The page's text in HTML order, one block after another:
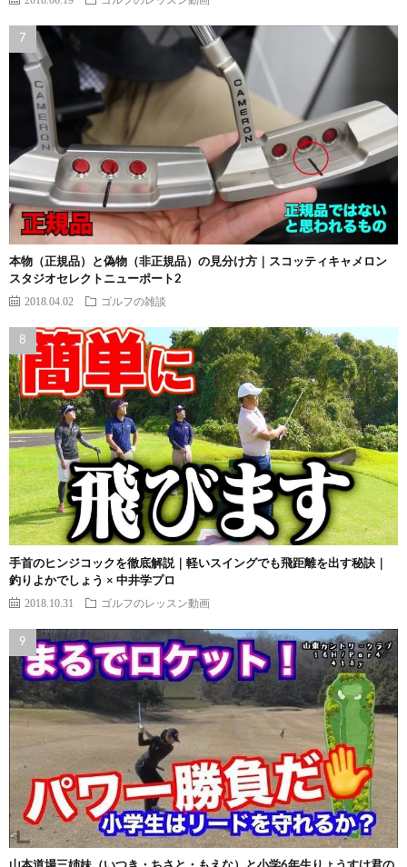
本物（正規品）と偽物（非正規品）の見分け方｜スコッティキャメロン
スタジオセレクトニューポート2
2018.04.02 ゴルフの雑談
手首のヒンジコックを徹底解説｜軽いスイングでも飛距離を出す秘訣｜
釣りよかでしょう × 中井学プロ
2018.10.31 ゴルフのレッスン動画